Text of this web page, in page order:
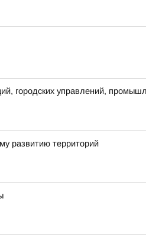
городских управлений,
развитию территорий